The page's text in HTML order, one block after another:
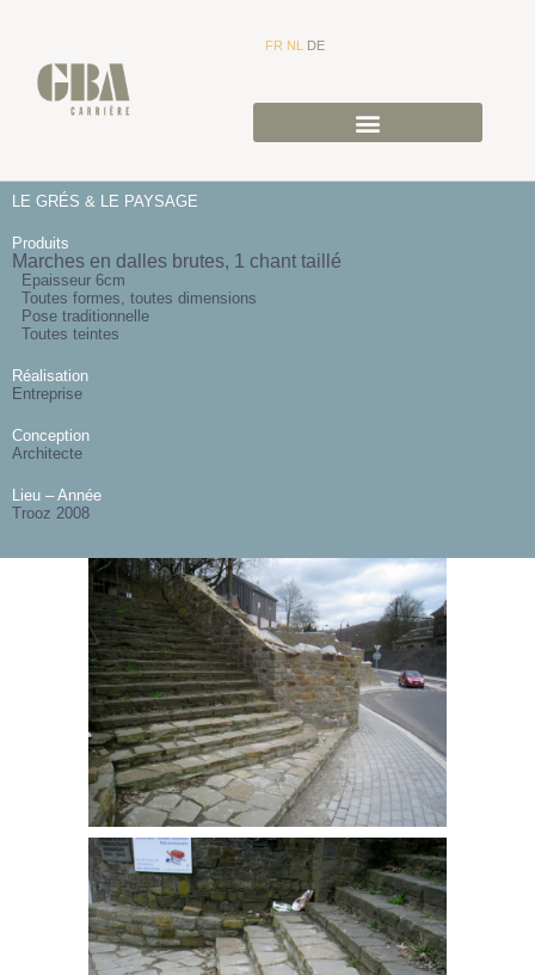
FR NL DE
LE GRÉS & LE PAYSAGE
Produits
Marches en dalles brutes, 1 chant taillé
Epaisseur 6cm
Toutes formes, toutes dimensions
Pose traditionnelle
Toutes teintes
Réalisation
Entreprise
Conception
Architecte
Lieu – Année
Trooz 2008